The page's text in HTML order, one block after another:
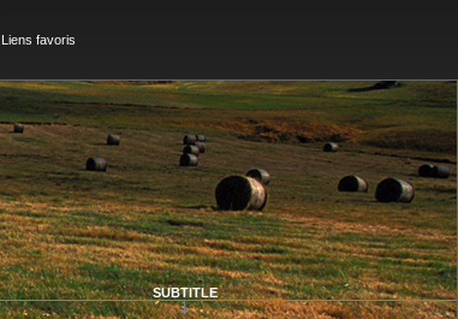
Liens favoris
SUBTITLE